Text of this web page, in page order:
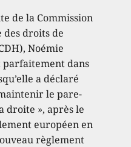
de la Commission
des droits de
Noémie
parfaitement dans
a déclaré
le pare-
droite », après le
européen en
règlement